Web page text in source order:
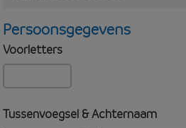
Persoonsgegevens
Voorletters
Tussenvoegsel & Achternaam